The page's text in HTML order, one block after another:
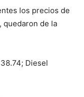
los precios de
quedaron de la
Diesel